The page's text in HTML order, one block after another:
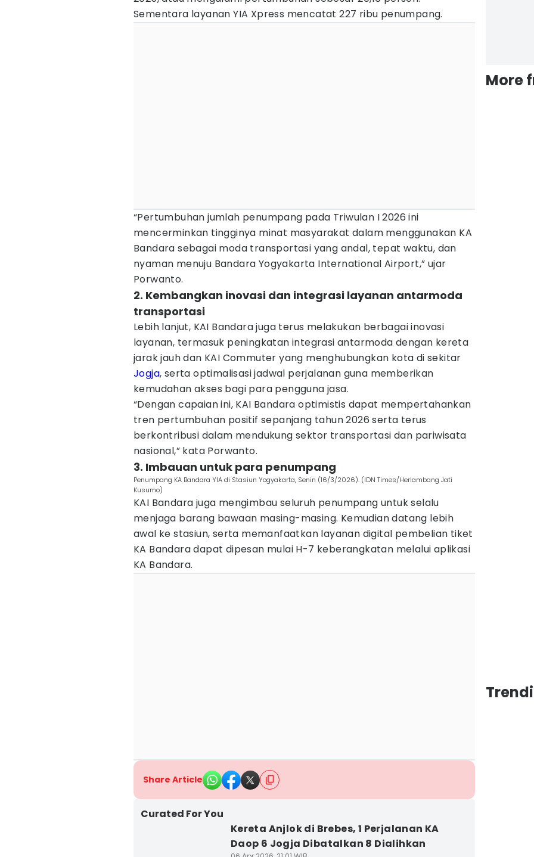
Sementara layanan YIA Xpress mencatat 227 ribu penumpang.
“Pertumbuhan jumlah penumpang pada Triwulan I 2026 ini
mencerminkan tingginya minat masyarakat dalam menggunakan KA
Bandara sebagai moda transportasi yang andal, tepat waktu, dan
nyaman menuju Bandara Yogyakarta International Airport,” ujar
Porwanto.
2. Kembangkan inovasi dan integrasi layanan antarmoda
transportasi
Lebih lanjut, KAI Bandara juga terus melakukan berbagai inovasi
layanan, termasuk peningkatan integrasi antarmoda dengan kereta
jarak jauh dan KAI Commuter yang menghubungkan kota di sekitar
Jogja, serta optimalisasi jadwal perjalanan guna memberikan
kemudahan akses bagi para pengguna jasa.
“Dengan capaian ini, KAI Bandara optimistis dapat mempertahankan
tren pertumbuhan positif sepanjang tahun 2026 serta terus
berkontribusi dalam mendukung sektor transportasi dan pariwisata
nasional,” kata Porwanto.
3. Imbauan untuk para penumpang
Penumpang KA Bandara YIA di Stasiun Yogyakarta, Senin (16/3/2026). (IDN Times/Herlambang Jati
Kusumo)
KAI Bandara juga mengimbau seluruh penumpang untuk selalu
menjaga barang bawaan masing-masing. Kemudian datang lebih
awal ke stasiun, serta memanfaatkan layanan digital pembelian tiket
KA Bandara dapat dipesan mulai H-7 keberangkatan melalui aplikasi
KA Bandara.
Share Article
Curated For You
Kereta Anjlok di Brebes, 1 Perjalanan KA
Daop 6 Jogja Dibatalkan 8 Dialihkan
More